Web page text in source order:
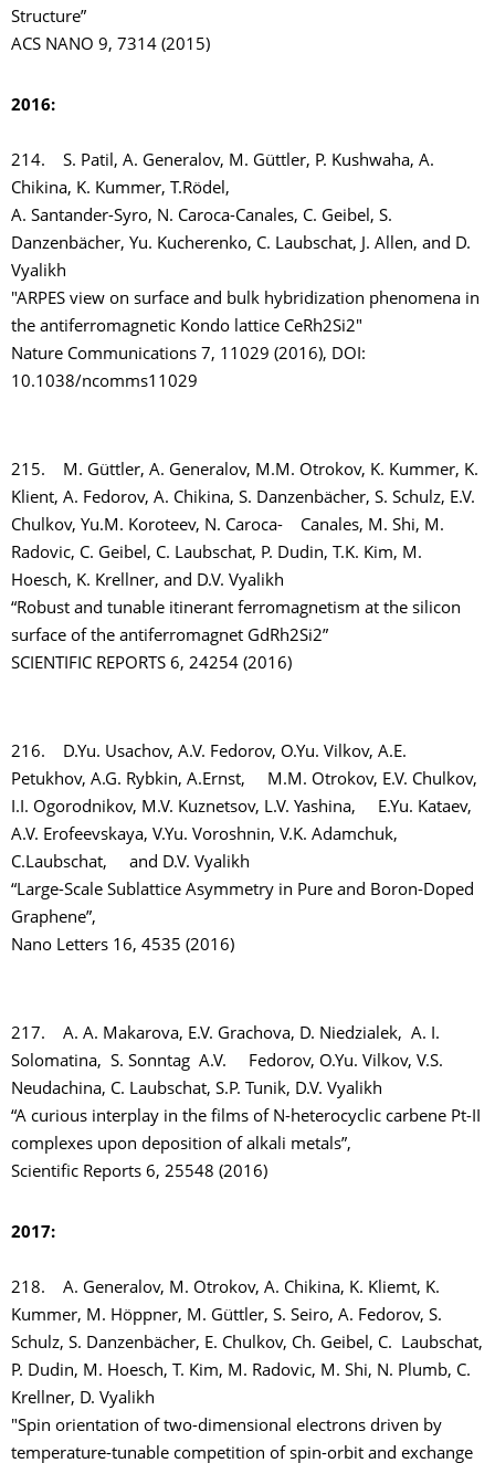
Structure”
ACS NANO 9, 7314 (2015)
2016:
214. S. Patil, A. Generalov, M. Güttler, P. Kushwaha, A.
Chikina, K. Kummer, T.Rödel,
A. Santander-Syro, N. Caroca-Canales, C. Geibel, S.
Danzenbächer, Yu. Kucherenko, C. Laubschat, J. Allen, and D.
Vyalikh
"ARPES view on surface and bulk hybridization phenomena in
the antiferromagnetic Kondo lattice CeRh2Si2"
Nature Communications 7, 11029 (2016), DOI:
10.1038/ncomms11029
215. M. Güttler, A. Generalov, M.M. Otrokov, K. Kummer, K.
Klient, A. Fedorov, A. Chikina, S. Danzenbächer, S. Schulz, E.V.
Chulkov, Yu.M. Koroteev, N. Caroca- Canales, M. Shi, M.
Radovic, C. Geibel, C. Laubschat, P. Dudin, T.K. Kim, M.
Hoesch, K. Krellner, and D.V. Vyalikh
“Robust and tunable itinerant ferromagnetism at the silicon
surface of the antiferromagnet GdRh2Si2”
SCIENTIFIC REPORTS 6, 24254 (2016)
216. D.Yu. Usachov, A.V. Fedorov, O.Yu. Vilkov, A.E.
Petukhov, A.G. Rybkin, A.Ernst, M.M. Otrokov, E.V. Chulkov,
I.I. Ogorodnikov, M.V. Kuznetsov, L.V. Yashina, E.Yu. Kataev,
A.V. Erofeevskaya, V.Yu. Voroshnin, V.K. Adamchuk,
C.Laubschat, and D.V. Vyalikh
“Large-Scale Sublattice Asymmetry in Pure and Boron-Doped
Graphene”,
Nano Letters 16, 4535 (2016)
217. A. A. Makarova, E.V. Grachova, D. Niedzialek, A. I.
Solomatina, S. Sonntag A.V. Fedorov, O.Yu. Vilkov, V.S.
Neudachina, C. Laubschat, S.P. Tunik, D.V. Vyalikh
“A curious interplay in the films of N-heterocyclic carbene Pt-II
complexes upon deposition of alkali metals”,
Scientific Reports 6, 25548 (2016)
2017:
218. A. Generalov, M. Otrokov, A. Chikina, K. Kliemt, K.
Kummer, M. Höppner, M. Güttler, S. Seiro, A. Fedorov, S.
Schulz, S. Danzenbächer, E. Chulkov, Ch. Geibel, C. Laubschat,
P. Dudin, M. Hoesch, T. Kim, M. Radovic, M. Shi, N. Plumb, C.
Krellner, D. Vyalikh
"Spin orientation of two-dimensional electrons driven by
temperature-tunable competition of spin-orbit and exchange